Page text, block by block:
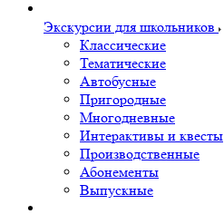
Экскурсии для школьников
Классические
Тематические
Автобусные
Пригородные
Многодневные
Интерактивы и квесты
Производственные
Абонементы
Выпускные